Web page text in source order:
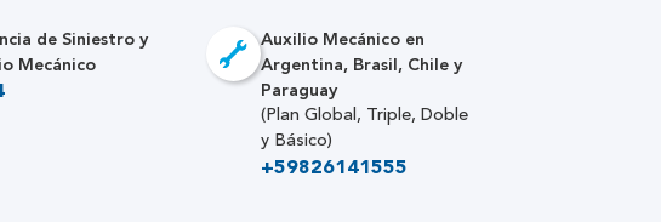
de Siniestro y
Mecánico
Auxilio Mecánico en
Argentina, Brasil, Chile y
Paraguay
(Plan Global, Triple, Doble
y Básico)
+59826141555